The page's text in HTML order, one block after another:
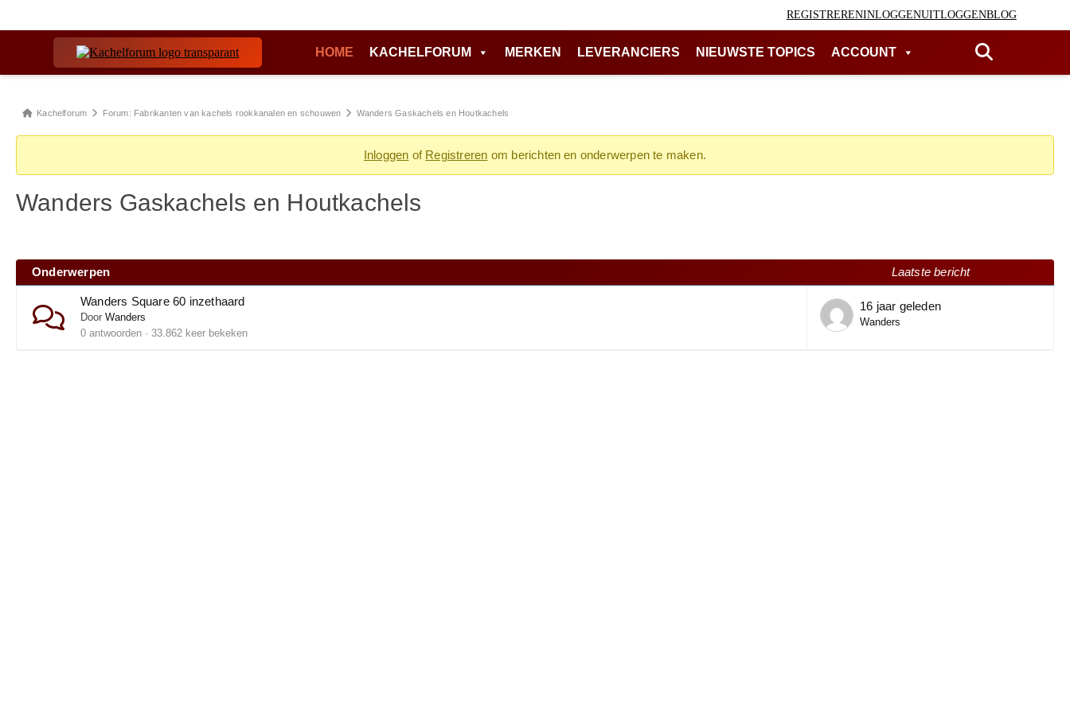
REGISTRERENINLOGGENUITLOGGENBLOG
HOME KACHELFORUM MERKEN LEVERANCIERS NIEUWSTE TOPICS ACCOUNT
Kachelforum Forum: Fabrikanten van kachels rookkanalen en schouwen Wanders Gaskachels en Houtkachels
Inloggen of Registreren om berichten en onderwerpen te maken.
Wanders Gaskachels en Houtkachels
Onderwerpen Laatste bericht
Wanders Square 60 inzethaard
Door Wanders
0 antwoorden · 33.862 keer bekeken
16 jaar geleden
Wanders